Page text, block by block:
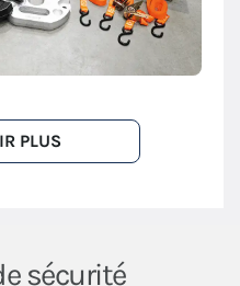
PLUS
sécurité